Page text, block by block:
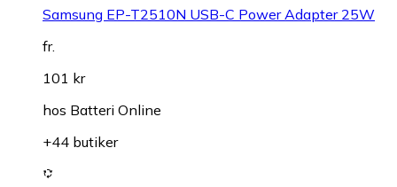
Samsung EP-T2510N USB-C Power Adapter 25W
fr.
101 kr
hos Batteri Online
+44 butiker